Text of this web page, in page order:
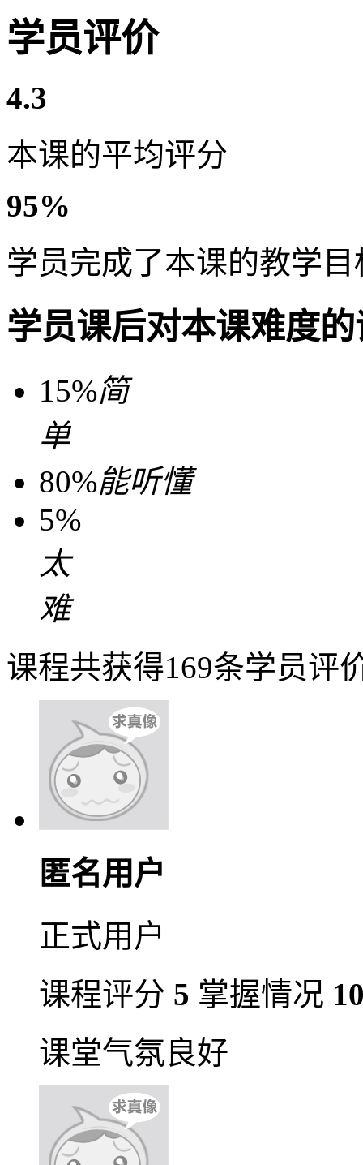
学员评价
4.3
本课的平均评分
95%
学员完成了本课的教学目
学员课后对本课难度
15%简
单
80%能听懂
5%
太
难
课程共获得169条学员评
匿名用户
正式用户
课程评分 5 掌握情况
课堂气氛良好